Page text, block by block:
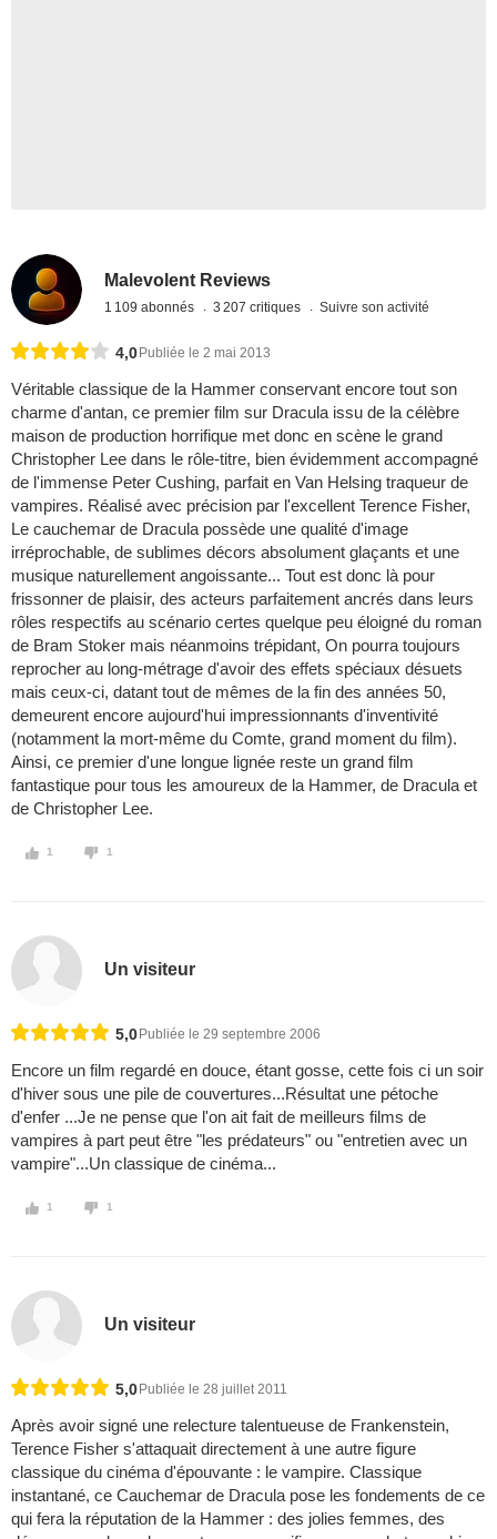
Malevolent Reviews
1 109 abonnés 3 207 critiques Suivre son activité
4,0 Publiée le 2 mai 2013
Véritable classique de la Hammer conservant encore tout son
charme d'antan, ce premier film sur Dracula issu de la célèbre
maison de production horrifique met donc en scène le grand
Christopher Lee dans le rôle-titre, bien évidemment accompagné
de l'immense Peter Cushing, parfait en Van Helsing traqueur de
vampires. Réalisé avec précision par l'excellent Terence Fisher,
Le cauchemar de Dracula possède une qualité d'image
irréprochable, de sublimes décors absolument glaçants et une
musique naturellement angoissante... Tout est donc là pour
frissonner de plaisir, des acteurs parfaitement ancrés dans leurs
rôles respectifs au scénario certes quelque peu éloigné du roman
de Bram Stoker mais néanmoins trépidant, On pourra toujours
reprocher au long-métrage d'avoir des effets spéciaux désuets
mais ceux-ci, datant tout de mêmes de la fin des années 50,
demeurent encore aujourd'hui impressionnants d'inventivité
(notamment la mort-même du Comte, grand moment du film).
Ainsi, ce premier d'une longue lignée reste un grand film
fantastique pour tous les amoureux de la Hammer, de Dracula et
de Christopher Lee.
1 1
Un visiteur
5,0 Publiée le 29 septembre 2006
Encore un film regardé en douce, étant gosse, cette fois ci un soir
d'hiver sous une pile de couvertures...Résultat une pétoche
d'enfer ...Je ne pense que l'on ait fait de meilleurs films de
vampires à part peut être "les prédateurs" ou "entretien avec un
vampire"...Un classique de cinéma...
1 1
Un visiteur
5,0 Publiée le 28 juillet 2011
Après avoir signé une relecture talentueuse de Frankenstein,
Terence Fisher s'attaquait directement à une autre figure
classique du cinéma d'épouvante : le vampire. Classique
instantané, ce Cauchemar de Dracula pose les fondements de ce
qui fera la réputation de la Hammer : des jolies femmes, des